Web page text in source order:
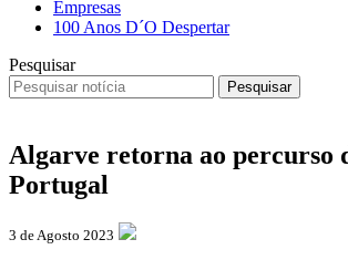
Empresas
100 Anos D´O Despertar
Pesquisar
Pesquisar
Algarve retorna ao percurso
Portugal
3 de Agosto 2023